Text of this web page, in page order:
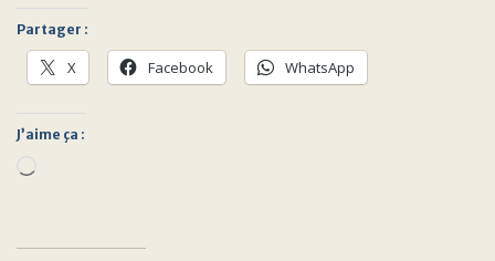
Partager :
X Facebook WhatsApp
J’aime ça :